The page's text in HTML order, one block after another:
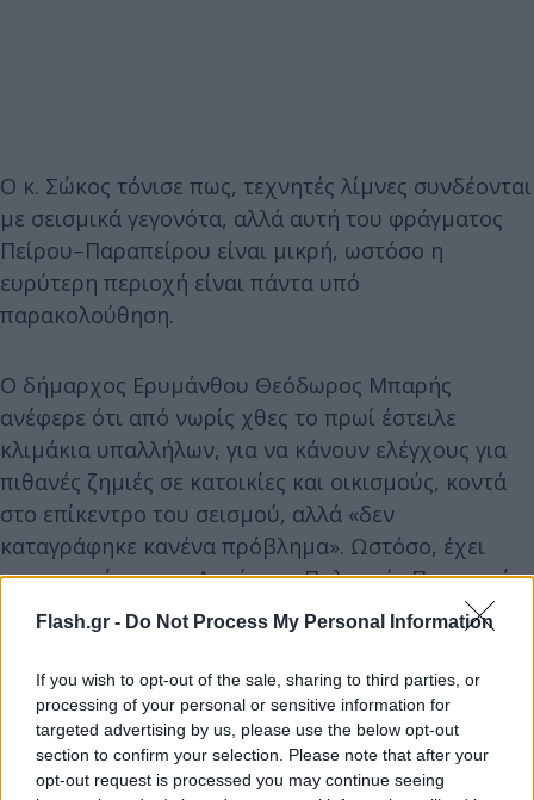
Flash.gr - Do Not Process My Personal Information
If you wish to opt-out of the sale, sharing to third parties, or
processing of your personal or sensitive information for
targeted advertising by us, please use the below opt-out
section to confirm your selection. Please note that after your
opt-out request is processed you may continue seeing
Ο κ. Σώκος τόνισε πως, τεχνητές λίμνες συνδέονται
με σεισμικά γεγονότα, αλλά αυτή του φράγματος
Πείρου–Παραπείρου είναι μικρή, ωστόσο η
ευρύτερη περιοχή είναι πάντα υπό
παρακολούθηση.
Ο δήμαρχος Ερυμάνθου Θεόδωρος Μπαρής
ανέφερε ότι από νωρίς χθες το πρωί έστειλε
κλιμάκια υπαλλήλων, για να κάνουν ελέγχους για
πιθανές ζημιές σε κατοικίες και οικισμούς, κοντά
στο επίκεντρο του σεισμού, αλλά «δεν
καταγράφηκε κανένα πρόβλημα». Ωστόσο, έχει
επικοινωνία με τις Αρχές της Πολιτικής Προστασίας
κι εφόσον κριθεί αναγκαίο θα γίνουν όλα όσα
ανησυχούν οι κάτοικοι για κάτι» δήλωσε.
Στελέχη της κοινοπραξίας Intrakat–Γκολιόπουλος
ΑΤΕ που διαχειρίζεται το φράγμα Πείρου–